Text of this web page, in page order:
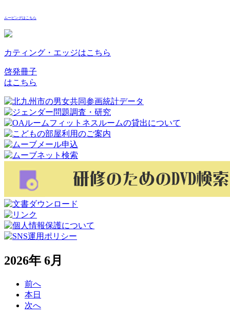
ムービングはこちら
カティング・エッジはこちら
啓発冊子
はこちら
2026年 6月
前へ
本日
次へ